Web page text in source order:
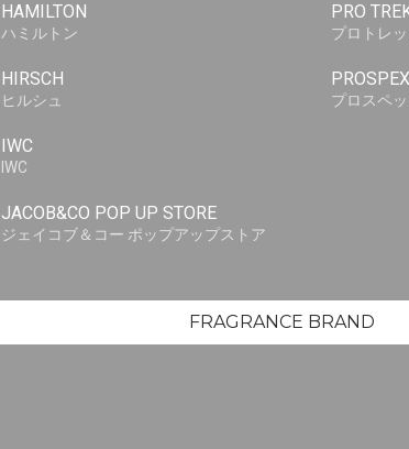
HAMILTON
ハミルトン
HIRSCH
ヒルシュ
IWC
IWC
JACOB&CO POP UP STORE
ジェイコブ＆コー ポップアップストア
PRO
プロトレ
PROSPEX
プロスペ
FRAGRANCE BRAND